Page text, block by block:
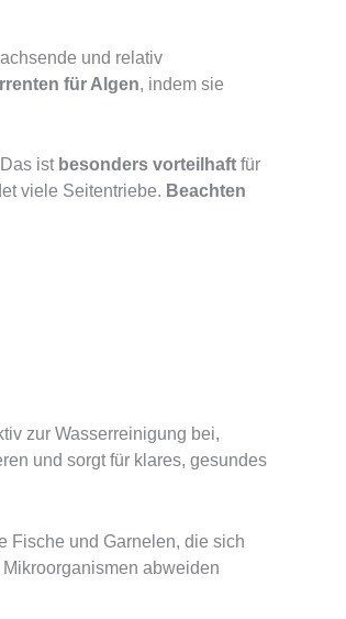
und relativ
für Algen, indem sie
ist besonders vorteilhaft für
viele Seitentriebe. Beachten
zur Wasserreinigung bei,
und sorgt für klares, gesundes
Fische und Garnelen, die sich
abweiden